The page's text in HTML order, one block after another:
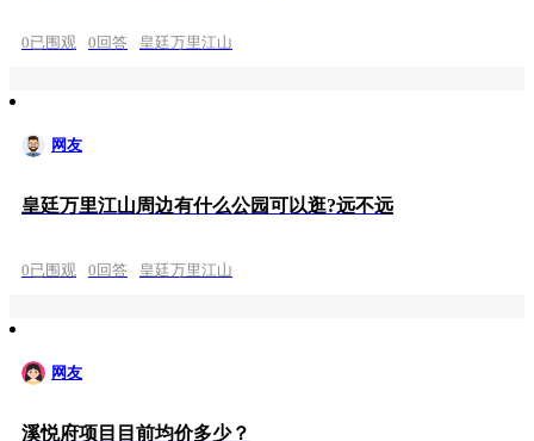
0已围观 0回答 皇廷万里江山
网友
皇廷万里江山周边有什么公园可以逛?远不远
0已围观 0回答 皇廷万里江山
网友
溪悦府项目目前均价多少？